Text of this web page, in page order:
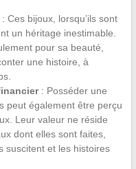
Ces bijoux, lorsqu’ils sont
un héritage inestimable.
pour sa beauté,
une histoire, à
: Posséder une
peut également être perçu
Leur valeur ne réside
dont elles sont faites,
suscitent et les histoires